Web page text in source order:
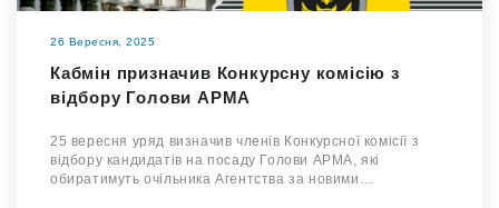
26 Вересня, 2025
Кабмін призначив Конкурсну комісію з
відбору Голови АРМА
25 вересня уряд визначив членів Конкурсної комісії з
відбору кандидатів на посаду Голови АРМА, які
обиратимуть очільника Агентства за новими…